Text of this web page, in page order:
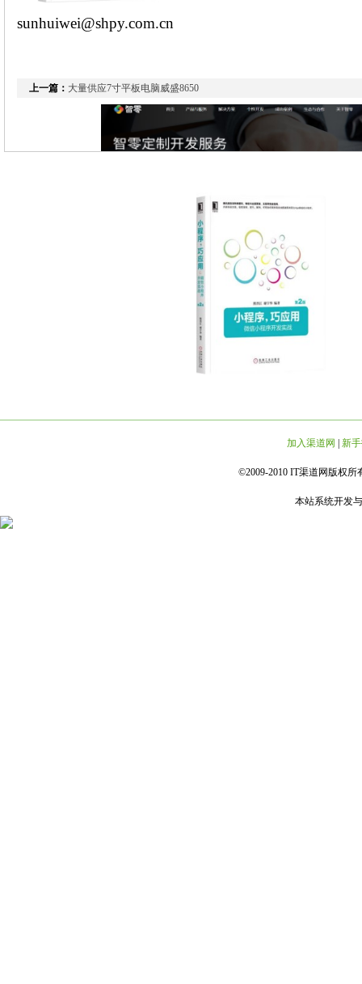
sunhuiwei@shpy.com.cn
上一篇： 大量供应7寸平板电脑威盛8650
加入渠道网 新
©2009-2010 IT渠道网版权所
本站系统开发